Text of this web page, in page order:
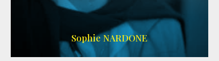
RS DOUBLAGE,WIKIPEDIA
Sophie NARDONE